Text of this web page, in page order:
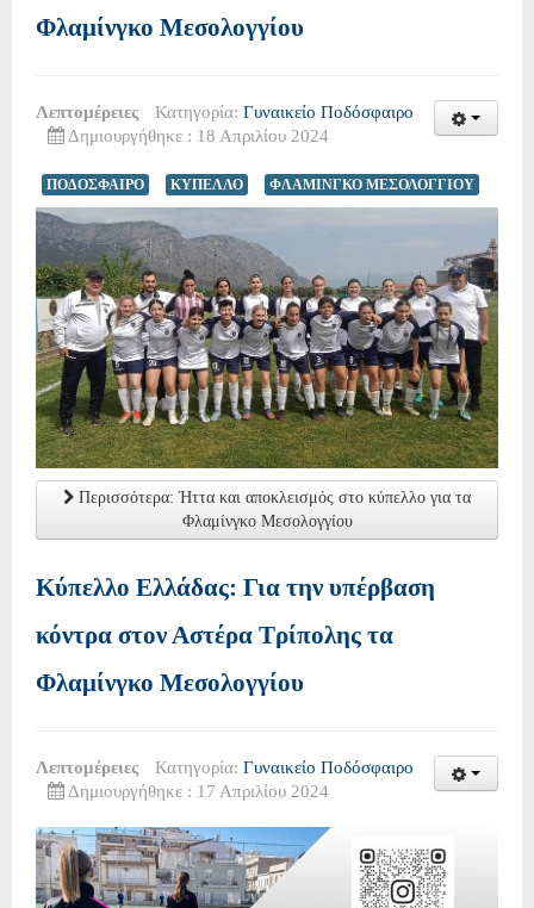
Φλαμίνγκο Μεσολογγίου
Λεπτομέρειες Κατηγορία: Γυναικείο Ποδόσφαιρο
Δημιουργήθηκε : 18 Απριλίου 2024
ΠΟΔΟΣΦΑΙΡΟ ΚΥΠΕΛΛΟ ΦΛΑΜΙΝΓΚΟ ΜΕΣΟΛΟΓΓΙΟΥ
Περισσότερα: Ήττα και αποκλεισμός στο κύπελλο για τα
Φλαμίνγκο Μεσολογγίου
Κύπελλο Ελλάδας: Για την υπέρβαση
κόντρα στον Αστέρα Τρίπολης τα
Φλαμίνγκο Μεσολογγίου
Λεπτομέρειες Κατηγορία: Γυναικείο Ποδόσφαιρο
Δημιουργήθηκε : 17 Απριλίου 2024